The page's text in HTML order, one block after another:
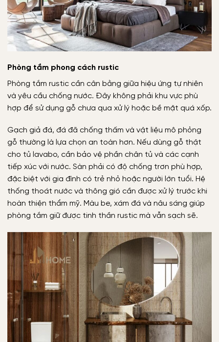
Phòng tắm phong cách rustic
Phòng tắm rustic cần cân bằng giữa hiệu ứng tự nhiên
và yêu cầu chống nước. Đây không phải khu vực phù
hợp để sử dụng gỗ chưa qua xử lý hoặc bề mặt quá xốp.
Gạch giả đá, đá đã chống thấm và vật liệu mô phỏng
gỗ thường là lựa chọn an toàn hơn. Nếu dùng gỗ thật
cho tủ lavabo, cần bảo vệ phần chân tủ và các cạnh
tiếp xúc với nước. Sàn phải có độ chống trơn phù hợp,
đặc biệt với gia đình có trẻ nhỏ hoặc người lớn tuổi. Hệ
thống thoát nước và thông gió cần được xử lý trước khi
hoàn thiện thẩm mỹ. Màu be, xám đá và nâu sáng giúp
phòng tắm giữ được tinh thần rustic mà vẫn sạch sẽ.